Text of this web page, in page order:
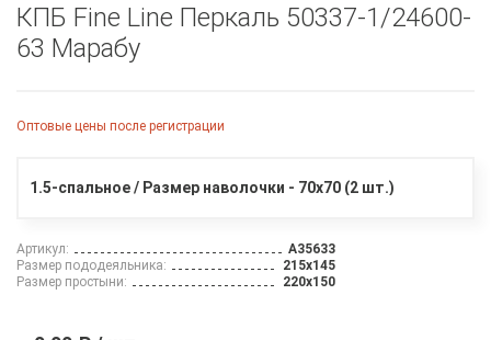
КПБ Fine Line Перкаль 50337-1/24600-
63 Марабу
Оптовые цены после регистрации
1.5-спальное / Размер наволочки - 70х70 (2 шт.)
Артикул:
A35633
Размер пододеяльника:
215х145
Размер простыни:
220х150